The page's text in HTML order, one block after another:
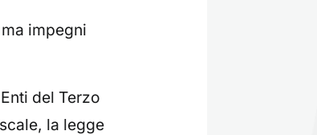
impegni
del Terzo
la legge